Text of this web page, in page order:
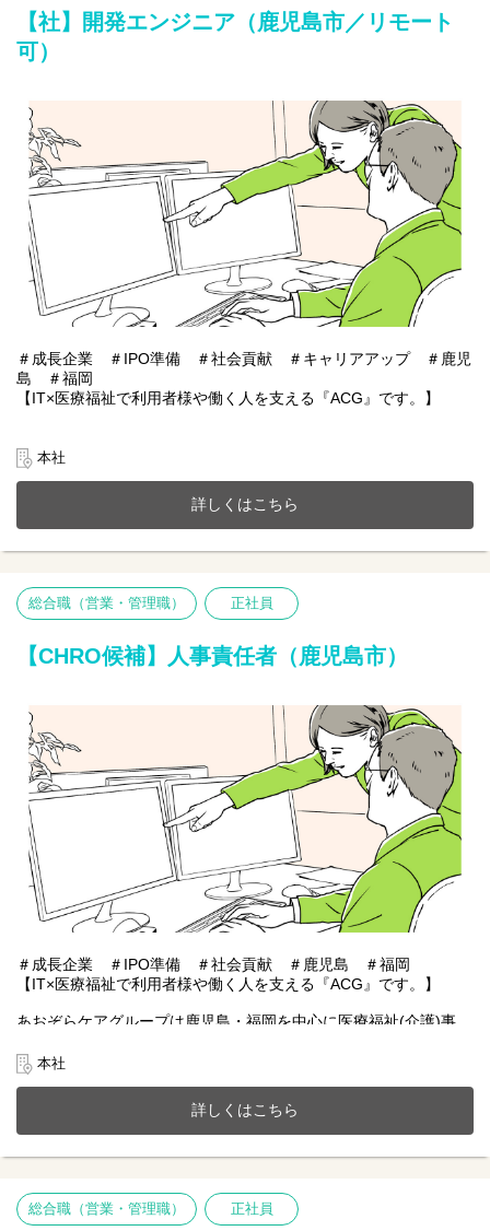
□採用に関わる事務（応募者管理や調整など）
□文書作成や書類の分類・整理
【社】開発エンジニア（鹿児島市／リモート
可）
＃成長企業 ＃IPO準備 ＃社会貢献 ＃キャリアアップ ＃鹿児
島 ＃福岡
【IT×医療福祉で利用者様や働く人を支える『ACG』です。】
業、施設紹介事業またシステムアプリ開発などIT事業を展開。
今までのご経験やスキルを当社で発揮して頂ける方を募集してい
【仕事内容】
裁量権大！医療福祉業界のWebアプリ・システム開発の中心メン
に伴い、IT化を推進するメンバーを増員。
■業務効率化のため、各システムの改善を立案・構築
■開発プロジェクトの進行管理
■システム保守・運用支援など
【プロジェクト事例】
・業務効率改善サービスクラウド型システム「介ソル」を共同開
発
・福祉施設の記録システムを自社開発
・自社サービスの請求書発行ツールの開発
ペーパーレス化により残業時間の削減及び介護業界の働き方改革
に貢献しています。
本社
詳しくはこちら
総合職（営業・管理職） 正社員
【CHRO候補】人事責任者（鹿児島市）
＃成長企業 ＃IPO準備 ＃社会貢献 ＃鹿児島 ＃福岡
【IT×医療福祉で利用者様や働く人を支える『ACG』です。】
あおぞらケアグループは鹿児島・福岡を中心に医療福祉(介護)事
今までのご経験やスキルを当社で発揮して頂ける方を募集してい
ます。
上場準備と組織拡大に向け、 各ポジション（ケアスタッフ・バッ
クオフィス・エンジニア等）にて 採用を強化しております。経営
クした人事戦略を立案・推進するポジションとなります。
本社
詳しくはこちら
総合職（営業・管理職） 正社員